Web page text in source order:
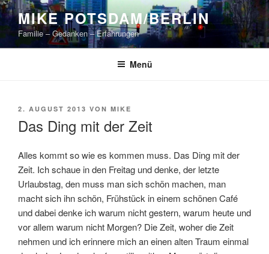
Zum
Inhalt
springen
MIKE POTSDAM/BERLIN
Familie – Gedanken – Erfahrungen
Menü
VERÖFFENTLICHT
2. AUGUST 2013 VON MIKE
Das Ding mit der Zeit
Alles kommt so wie es kommen muss. Das Ding mit der
Zeit. Ich schaue in den Freitag und denke, der letzte
Urlaubstag, den muss man sich schön machen, man
macht sich ihn schön, Frühstück in einem schönen Café
und dabei denke ich warum nicht gestern, warum heute und
vor allem warum nicht Morgen? Die Zeit, woher die Zeit
nehmen und ich erinnere mich an einen alten Traum einmal